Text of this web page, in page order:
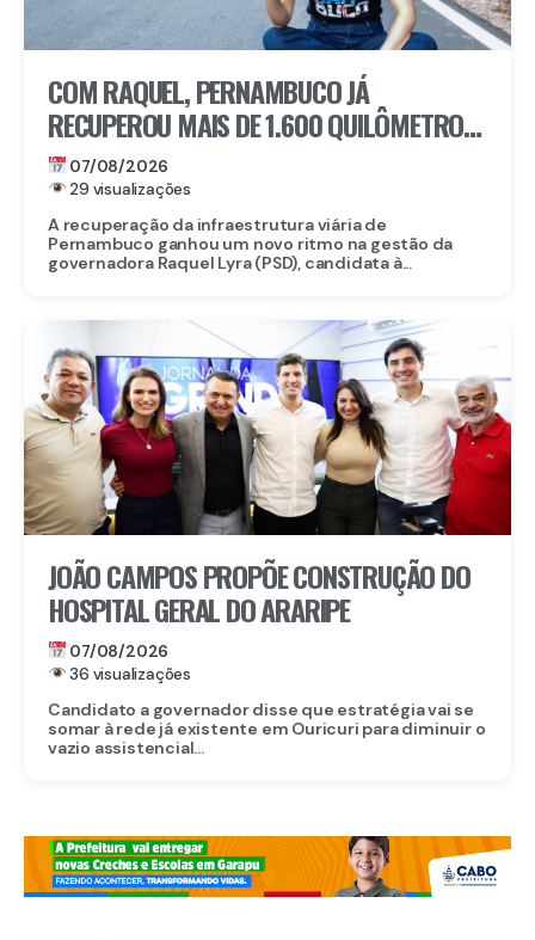
COM RAQUEL, PERNAMBUCO JÁ
RECUPEROU MAIS DE 1.600 QUILÔMETROS
DE ESTRADAS
07/08/2026
29 visualizações
A recuperação da infraestrutura viária de
Pernambuco ganhou um novo ritmo na gestão da
governadora Raquel Lyra (PSD), candidata à...
JOÃO CAMPOS PROPÕE CONSTRUÇÃO DO
HOSPITAL GERAL DO ARARIPE
07/08/2026
36 visualizações
Candidato a governador disse que estratégia vai se
somar à rede já existente em Ouricuri para diminuir o
vazio assistencial...